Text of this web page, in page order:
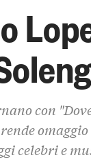
con
celebri e